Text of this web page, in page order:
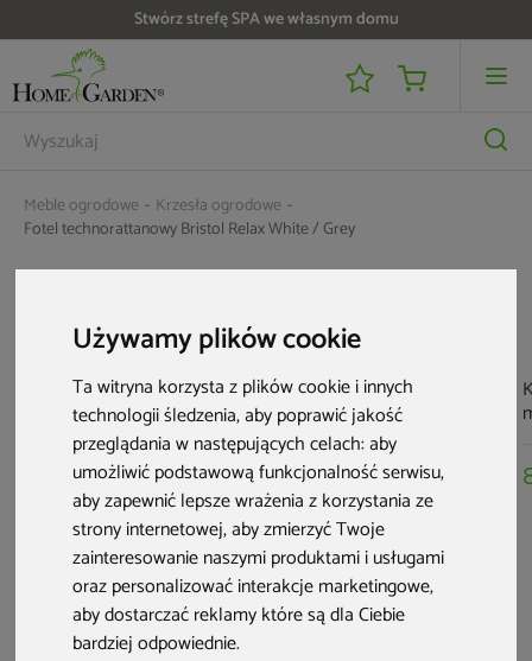
Używamy plików cookie
Ta witryna korzysta z plików cookie i innych
technologii śledzenia, aby poprawić jakość
przeglądania w następujących celach:aby
umożliwić podstawową funkcjonalność serwisu,
aby zapewnić lepsze wrażenia z korzystania ze
strony internetowej,aby zmierzyć Twoje
zainteresowanie naszymi produktami i usługami
oraz personalizować interakcje marketingowe,
aby dostarczać reklamy które są dla Ciebie
bardziej odpowiednie.
Stwórz strefę SPA we własnym domu
Do 25 000 zł zwrotu na kartę i raty RRSO 0%
Meble ogrodowe
Krzesła ogrodowe
Fotel technorattanowy Bristol Relax White / Grey
Krzesło ogrodowe
Lomi Green
109 zł
Krzesło ogrodowe
metalowe Sevilla
Silver / Black
Melange
69,99 zł
Zestaw krzeseł
ogrodowych
aluminiowych Ibiza
Relax Grey / Taupe